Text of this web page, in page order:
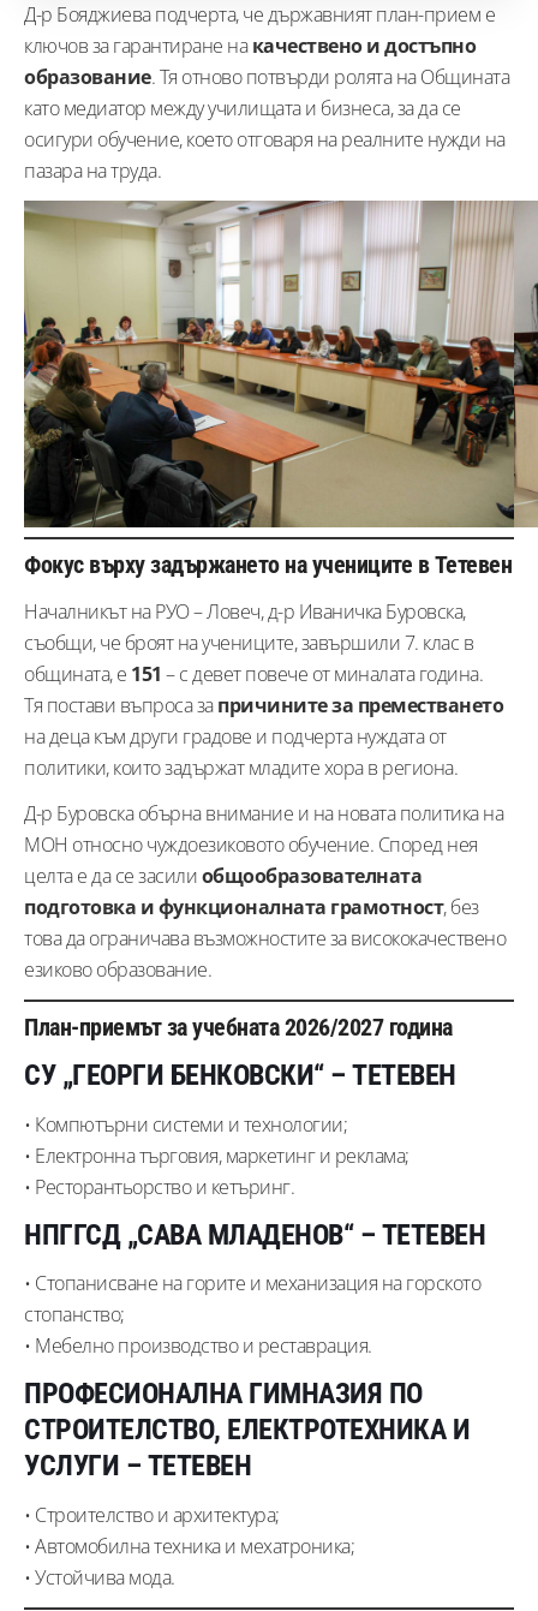
Д-р Бояджиева подчерта, че държавният план-прием е
ключов за гарантиране накачествено и достъпно
образование. Тя отново потвърди ролята на Общината
като медиатор между училищата и бизнеса, за да се
осигури обучение, което отговаря на реалните нужди на
пазара на труда.
Фокус върху задържането на учениците в Тетевен
Началникът на РУО – Ловеч, д-р Иваничка Буровска,
съобщи, че броят на учениците, завършили 7. клас в
общината, е 151 – с девет повече от миналата година.
Тя постави въпроса запричините за преместването
на деца към други градове и подчерта нуждата от
политики, които задържат младите хора в региона.
Д-р Буровска обърна внимание и на новата политика на
МОН относно чуждоезиковото обучение. Според нея
целта е да се засилиобщообразователната
подготовка и функционалната грамотност, без
това да ограничава възможностите за висококачествено
езиково образование.
План-приемът за учебната 2026/2027 година
СУ „ГЕОРГИ БЕНКОВСКИ“ – ТЕТЕВЕН
• Компютърни системи и технологии;
• Електронна търговия, маркетинг и реклама;
• Ресторантьорство и кетъринг.
НПГГСД „САВА МЛАДЕНОВ“ – ТЕТЕВЕН
• Стопанисване на горите и механизация на горското
стопанство;
• Мебелно производство и реставрация.
ПРОФЕСИОНАЛНА ГИМНАЗИЯ ПО
СТРОИТЕЛСТВО, ЕЛЕКТРОТЕХНИКА И
УСЛУГИ – ТЕТЕВЕН
• Строителство и архитектура;
• Автомобилна техника и мехатроника;
• Устойчива мода.